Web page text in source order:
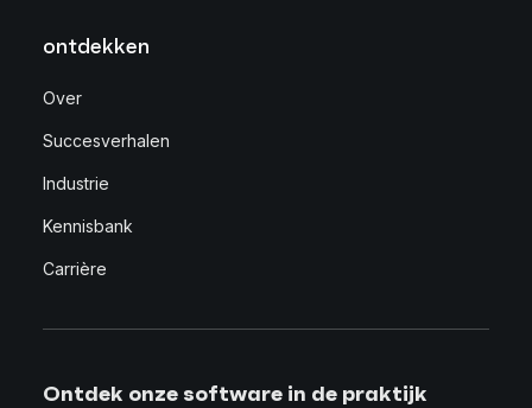
ontdekken
Over
Succesverhalen
Industrie
Kennisbank
Carrière
Ontdek onze software in de praktijk